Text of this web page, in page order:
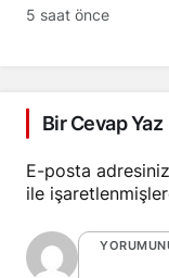
yönelik kanun
5 saat önce
Bir Cevap Yaz
E-posta
ile